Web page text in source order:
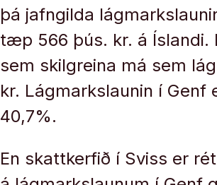
þá jafngilda
tæp 566 þús. kr. á
sem skilgreina má sem
kr. Lágmarkslaunin í
40,7%.
En skattkerfið í Sviss er